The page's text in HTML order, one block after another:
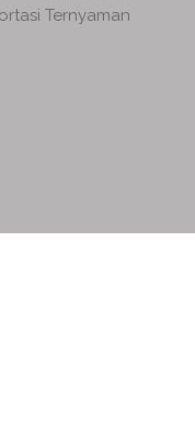
Ternyaman